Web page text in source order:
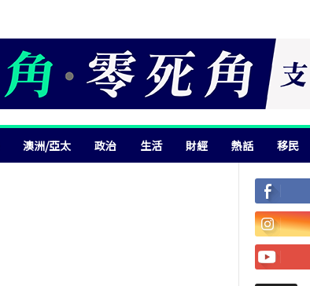
澳洲/亞太 政治 生活 財經 熱話 移民